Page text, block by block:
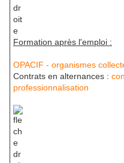
Formation après l'emploi :
OPACIF - organismes
Contrats en alternances :
professionnalisation